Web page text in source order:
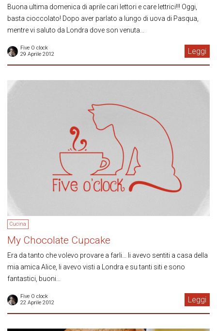
Buona ultima domenica di aprile cari lettori e care lettrici!!! Oggi,
basta cioccolato! Dopo aver parlato a lungo di uova di Pasqua,
mentre vi saluto da Londra dove son venuta...
Five O clock
29 Aprile 2012
Leggi
Cucina
My Chocolate Cupcake
Era da tanto che volevo provare a farli… li avevo sentiti a casa della
mia amica Alice, li avevo visti a Londra e su tanti siti e sono
fantastici, buoni...
Five O clock
22 Aprile 2012
Leggi